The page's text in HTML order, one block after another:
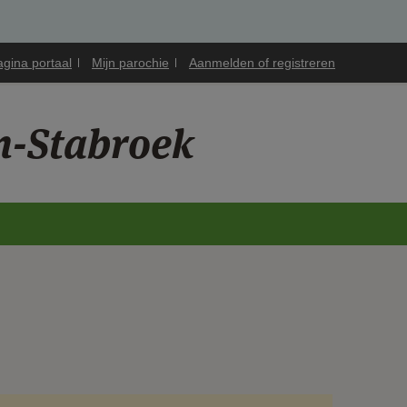
portaal Mijn parochie Aanmelden of registreren
Stabroek